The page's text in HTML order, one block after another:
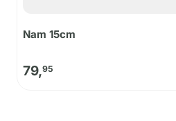
Nam 15cm
79,95